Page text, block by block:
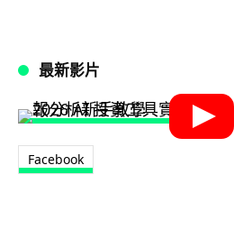
最新影片
Facebook